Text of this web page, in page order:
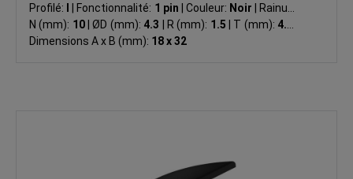
Profilé: Fonctionnalité: 1 pin Couleur: Noir
Rainure
N (mm): 10 ØD (mm): 4.3 R (mm): 1.5 T (mm): 4.0
Dimensions A x B (mm): 18 x 32